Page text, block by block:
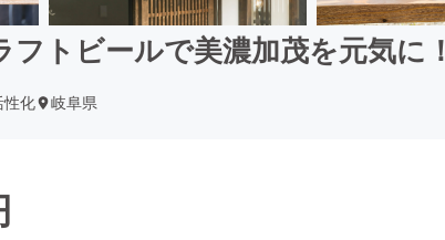
トビールで美濃加茂を元気に！
性化 岐阜県